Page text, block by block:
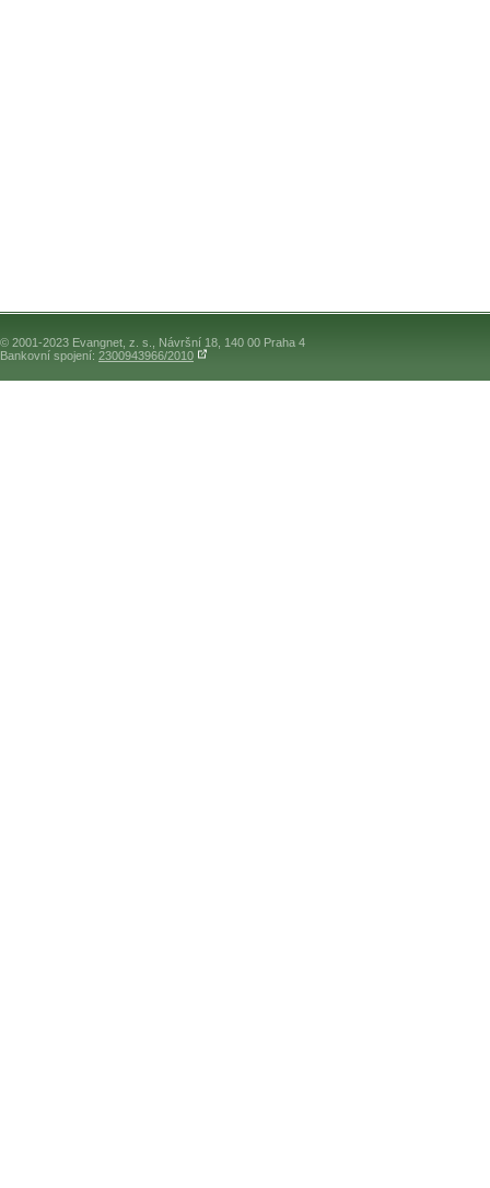
© 2001-2023 Evangnet, z. s., Návršní 18, 140 00 Praha 4
Bankovní spojení: 2300943966/2010